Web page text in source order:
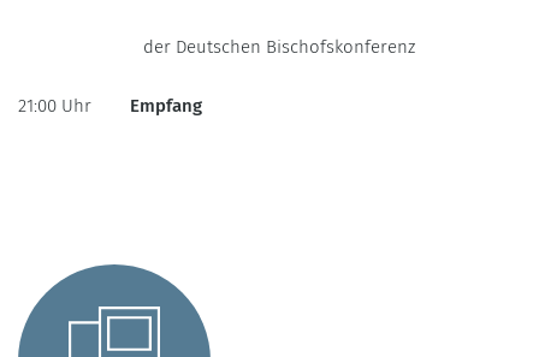
der Deutschen Bischofskonferenz
21:00 Uhr Empfang